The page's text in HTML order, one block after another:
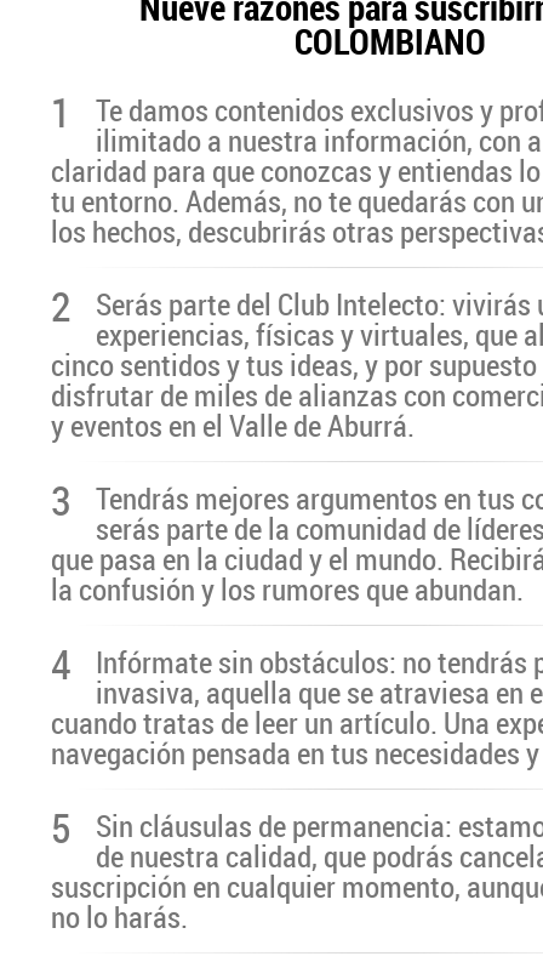
COLOMBIANO
1 Te damos contenidos exclusivos y
ilimitado a nuestra información, con
claridad para que conozcas y entiendas
tu entorno. Además, no te quedarás con
los hechos, descubrirás otras
2 Serás parte del Club Intelecto: vivirás
experiencias, físicas y virtuales, que
cinco sentidos y tus ideas, y por
disfrutar de miles de alianzas con
y eventos en el Valle de Aburrá.
3 Tendrás mejores argumentos en tus
serás parte de la comunidad de
que pasa en la ciudad y el mundo.
la confusión y los rumores que abundan.
4 Infórmate sin obstáculos: no tendrás
invasiva, aquella que se atraviesa en
cuando tratas de leer un artículo. Una
navegación pensada en tus necesidades
5 Sin cláusulas de permanencia:
de nuestra calidad, que podrás
suscripción en cualquier momento,
no lo harás.